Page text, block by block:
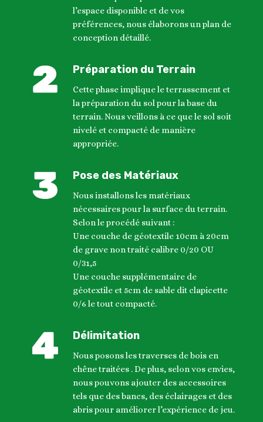
l’espace disponible et de vos
préférences, nous élaborons un plan de
conception détaillé.
Préparation du Terrain
Cette phase implique le terrassement et
la préparation du sol pour la base du
terrain. Nous veillons à ce que le sol soit
nivelé et compacté de manière
appropriée.
Pose des Matériaux
Nous installons les matériaux
nécessaires pour la surface du terrain.
Selon le procédé suivant :
Une couche de géotextile 10cm à 20cm
de grave non traité calibre 0/20 OU
0/31,5
Une couche supplémentaire de
géotextile et 5cm de sable dit clapicette
0/6 le tout compacté.
Délimitation
Nous posons les traverses de bois en
chêne traitées . De plus, selon vos envies,
nous pouvons ajouter des accessoires
tels que des bancs, des éclairages et des
abris pour améliorer l’expérience de jeu.